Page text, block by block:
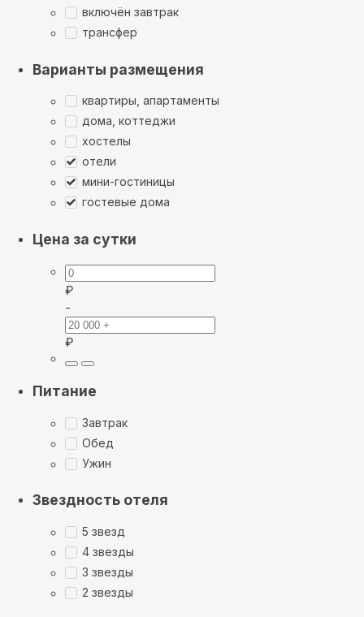
включён завтрак
трансфер
Варианты размещения
квартиры, апартаменты
дома, коттеджи
хостелы
отели
мини-гостиницы
гостевые дома
Цена за сутки
₽
-
₽
Питание
Завтрак
Обед
Ужин
Звездность отеля
5 звезд
4 звезды
3 звезды
2 звезды